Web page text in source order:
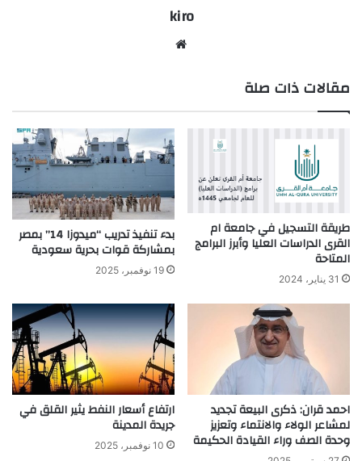
kiro
مقالات ذات صلة
طريقة التسجيل في جامعة ام
القرى الدراسات العليا وأبرز البرامج
المتاحة
31 يناير، 2024
بدء تنفيذ تدريب “ميدوزا 14” بمصر
بمشاركة قوات بحرية سعودية
19 نوفمبر، 2025
احمد قران: ذكرى البيعة تجديد
لمشاعر الولاء والانتماء وتعزيز
وحدة الصف وراء القيادة الحكيمة
ارتفاع أسعار النفط يثير القلق في
جريدة المدينة
10 نوفمبر، 2025